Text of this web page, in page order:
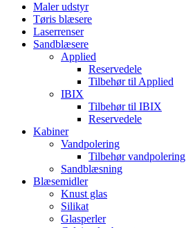
Maler udstyr
Tøris blæsere
Laserrenser
Sandblæsere
Applied
Reservedele
Tilbehør til Applied
IBIX
Tilbehør til IBIX
Reservedele
Kabiner
Vandpolering
Tilbehør vandpolering
Sandblæsning
Blæsemidler
Knust glas
Silikat
Glasperler